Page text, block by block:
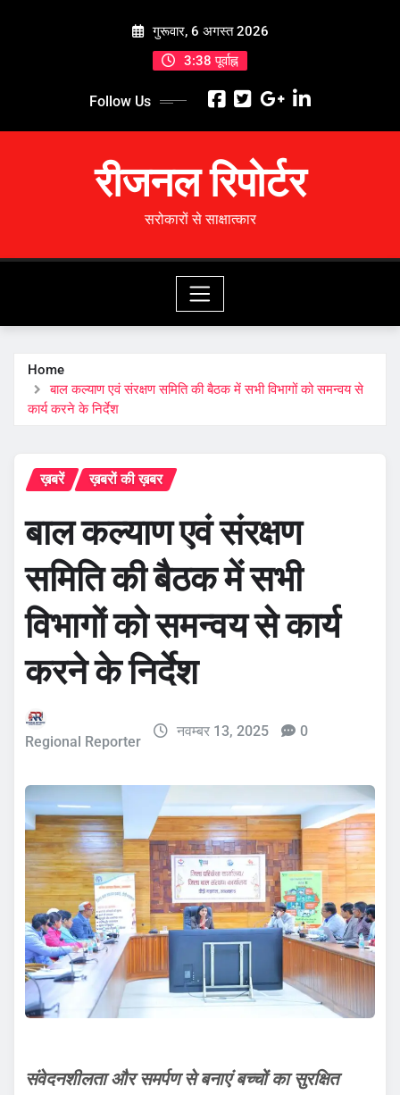
गुरूवार, 6 अगस्त 2026
3:38 पूर्वाह्न
Follow Us
रीजनल रिपोर्टर
सरोकारों से साक्षात्कार
Home
बाल कल्याण एवं संरक्षण समिति की बैठक में सभी विभागों को समन्वय से
कार्य करने के निर्देश
ख़बरें ख़बरों की ख़बर
बाल कल्याण एवं संरक्षण
समिति की बैठक में सभी
विभागों को समन्वय से कार्य
करने के निर्देश
Regional Reporter
नवम्बर 13, 2025 0
संवेदनशीलता और समर्पण से बनाएं बच्चों का सुरक्षित